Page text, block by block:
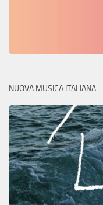
NUOVA MUSICA ITALIANA